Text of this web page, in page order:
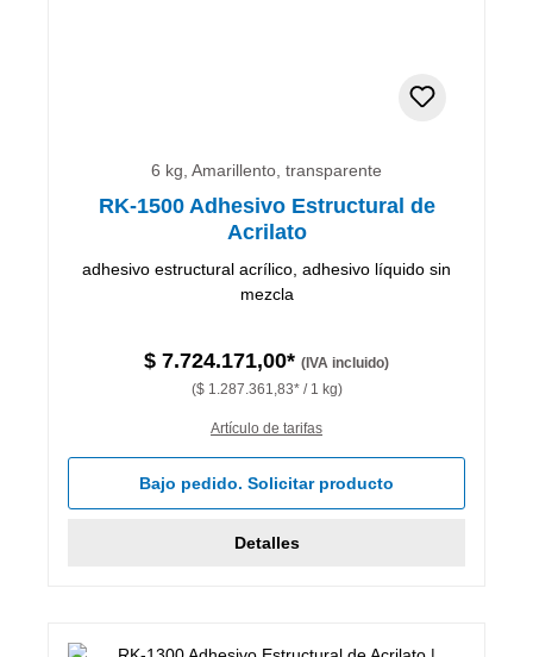
6 kg, Amarillento, transparente
RK-1500 Adhesivo Estructural de
Acrilato
adhesivo estructural acrílico, adhesivo líquido sin
mezcla
$ 7.724.171,00* (IVA incluido)
($ 1.287.361,83* / 1 kg)
Artículo de tarifas
Bajo pedido. Solicitar producto
Detalles